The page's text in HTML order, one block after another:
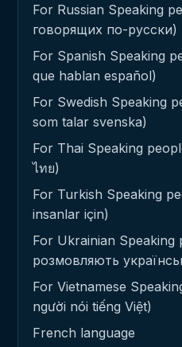
For Russian Speaking
говорящих по-русски)
For Spanish Speaking
que hablan español)
For Swedish Speaking
som talar svenska)
For Thai Speaking
ไทย)
For Turkish Speaking
insanlar için)
For Ukrainian Speaking
розмовляють
For Vietnamese
người nói tiếng Việt)
French language